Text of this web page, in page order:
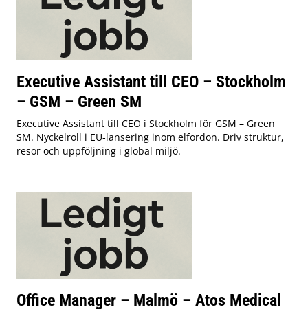
Executive Assistant till CEO – Stockholm
– GSM – Green SM
Executive Assistant till CEO i Stockholm för GSM – Green
SM. Nyckelroll i EU‑lansering inom elfordon. Driv struktur,
resor och uppföljning i global miljö.
Office Manager – Malmö – Atos Medical